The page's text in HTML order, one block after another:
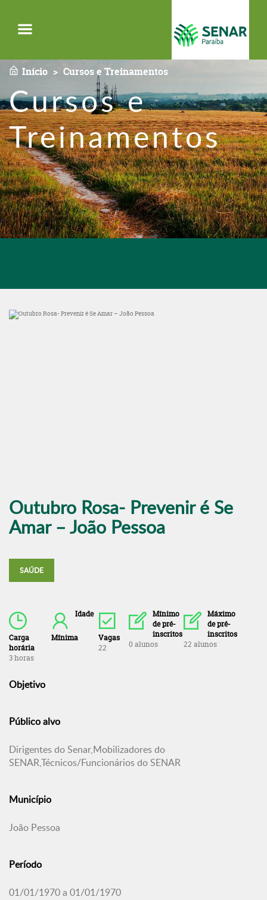
Início Cursos e Treinamentos
Cursos e
Treinamentos
Outubro Rosa- Prevenir é Se
Amar – João Pessoa
SAÚDE
Carga
horária
3 horas
Idade
Mínima
Vagas
22
Mínimo
de pré-
inscritos
0 alunos
Máximo
de pré-
inscritos
22 alunos
Objetivo
Público alvo
Dirigentes do Senar,Mobilizadores do
SENAR,Técnicos/Funcionários do SENAR
Município
João Pessoa
Período
01/01/1970 a 01/01/1970